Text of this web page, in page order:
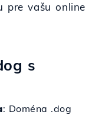
pre vašu online
s
: Doména .dog